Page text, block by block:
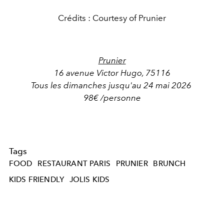
Crédits : Courtesy of Prunier
Prunier
16 avenue Victor Hugo, 75116
Tous les dimanches jusqu'au 24 mai 2026
98€ /personne
Tags
FOOD RESTAURANT PARIS PRUNIER
BRUNCH
KIDS FRIENDLY
JOLIS KIDS